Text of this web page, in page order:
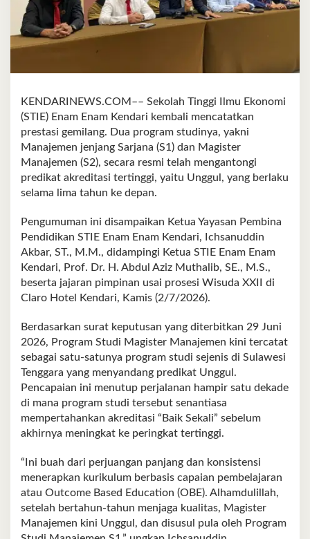
KENDARINEWS.COM–– Sekolah Tinggi Ilmu Ekonomi
(STIE) Enam Enam Kendari kembali mencatatkan
prestasi gemilang. Dua program studinya, yakni
Manajemen jenjang Sarjana (S1) dan Magister
Manajemen (S2), secara resmi telah mengantongi
predikat akreditasi tertinggi, yaitu Unggul, yang berlaku
selama lima tahun ke depan.
Pengumuman ini disampaikan Ketua Yayasan Pembina
Pendidikan STIE Enam Enam Kendari, Ichsanuddin
Akbar, ST., M.M., didampingi Ketua STIE Enam Enam
Kendari, Prof. Dr. H. Abdul Aziz Muthalib, SE., M.S.,
beserta jajaran pimpinan usai prosesi Wisuda XXII di
Claro Hotel Kendari, Kamis (2/7/2026).
Berdasarkan surat keputusan yang diterbitkan 29 Juni
2026, Program Studi Magister Manajemen kini tercatat
sebagai satu-satunya program studi sejenis di Sulawesi
Tenggara yang menyandang predikat Unggul.
Pencapaian ini menutup perjalanan hampir satu dekade
di mana program studi tersebut senantiasa
mempertahankan akreditasi “Baik Sekali” sebelum
akhirnya meningkat ke peringkat tertinggi.
“Ini buah dari perjuangan panjang dan konsistensi
menerapkan kurikulum berbasis capaian pembelajaran
atau Outcome Based Education (OBE). Alhamdulillah,
setelah bertahun-tahun menjaga kualitas, Magister
Manajemen kini Unggul, dan disusul pula oleh Program